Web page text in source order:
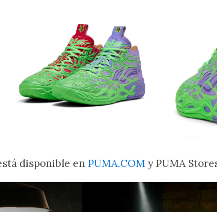
disponible en PUMA.COMy PUMA